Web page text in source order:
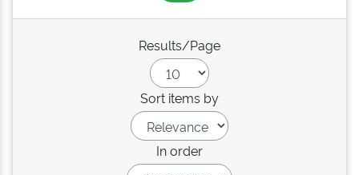
Results/Page
Sort items by
In order